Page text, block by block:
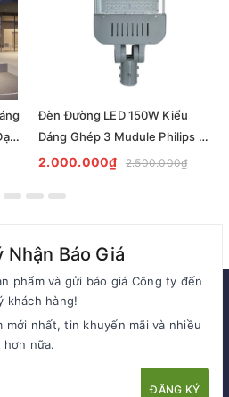
Đèn Đường LED 150W Kiểu
Dáng Ghép 3 Mudule Philips Mã
Sp ZSL14-150PL
2.000.000₫ 2.500.000₫
Nhận Báo Giá
phẩm và gửi báo giá Công ty đến
khách hàng!
mới nhất, tin khuyến mãi và nhiều
hơn nữa.
ĐĂNG KÝ